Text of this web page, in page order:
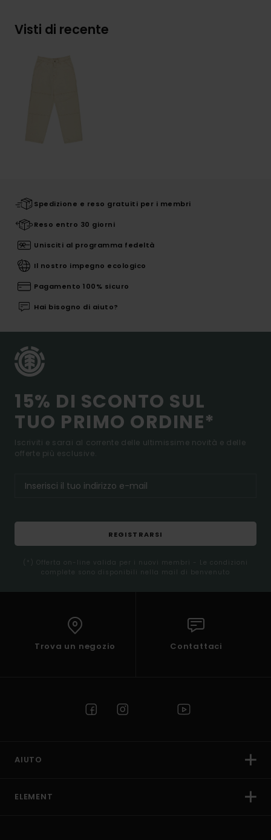
Visti di recente
Spedizione e reso gratuiti per i membri
Reso entro 30 giorni
Unisciti al programma fedeltà
Il nostro impegno ecologico
Pagamento 100% sicuro
Hai bisogno di aiuto?
15% DI SCONTO SUL
TUO PRIMO ORDINE*
Iscriviti e sarai al corrente delle ultimissime novità e delle
offerte più esclusive.
REGISTRARSI
(*) Offerta on-line valida per i nuovi membri - Le condizioni
complete sono disponibili nella mail di benvenuto
Trova un negozio Contattaci
AIUTO
ELEMENT